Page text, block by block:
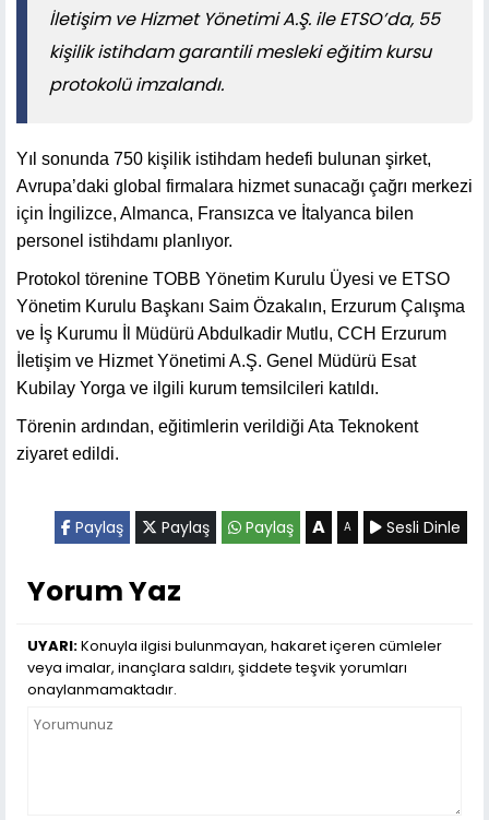
İletişim ve Hizmet Yönetimi A.Ş. ile ETSO’da, 55
kişilik istihdam garantili mesleki eğitim kursu
protokolü imzalandı.
Yıl sonunda 750 kişilik istihdam hedefi bulunan şirket,
Avrupa’daki global firmalara hizmet sunacağı çağrı merkezi
için İngilizce, Almanca, Fransızca ve İtalyanca bilen
personel istihdamı planlıyor.
Protokol törenine TOBB Yönetim Kurulu Üyesi ve ETSO
Yönetim Kurulu Başkanı Saim Özakalın, Erzurum Çalışma
ve İş Kurumu İl Müdürü Abdulkadir Mutlu, CCH Erzurum
İletişim ve Hizmet Yönetimi A.Ş. Genel Müdürü Esat
Kubilay Yorga ve ilgili kurum temsilcileri katıldı.
Törenin ardından, eğitimlerin verildiği Ata Teknokent
ziyaret edildi.
Paylaş Paylaş Paylaş A A Sesli Dinle
Yorum Yaz
UYARI:Konuyla ilgisi bulunmayan, hakaret içeren cümleler
veya imalar, inançlara saldırı, şiddete teşvik yorumları
onaylanmamaktadır.